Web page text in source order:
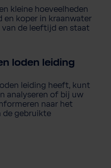
kleine hoeveelheden
en koper in kraanwater
de leeftijd en staat
loden leiding
leiding heeft, kunt
analyseren of bij uw
naar het
de gebruikte